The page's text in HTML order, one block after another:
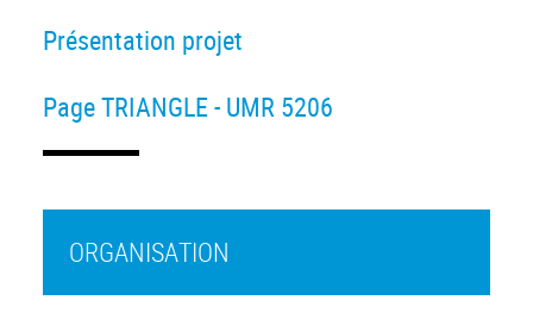
Présentation projet
Page TRIANGLE - UMR 5206
ORGANISATION